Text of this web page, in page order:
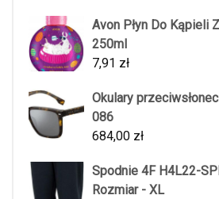
Avon Płyn Do Kąpieli
250ml
7,91 zł
Okulary
086
684,00 zł
Spodnie 4F H4L22-
Rozmiar - XL